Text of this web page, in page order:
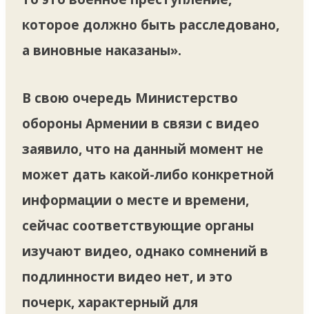
которое должно быть расследовано,
а виновные наказаны».
В свою очередь Министерство
обороны Армении в связи с видео
заявило, что на данный момент не
может дать какой-либо конкретной
информации о месте и времени,
сейчас соответствующие органы
изучают видео, однако сомнений в
подлинности видео нет, и это
почерк, характерный для